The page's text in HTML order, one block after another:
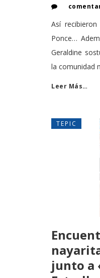
Así
Ponce…
Geraldine
la comunidad
Leer Más…
TEPIC
junto a